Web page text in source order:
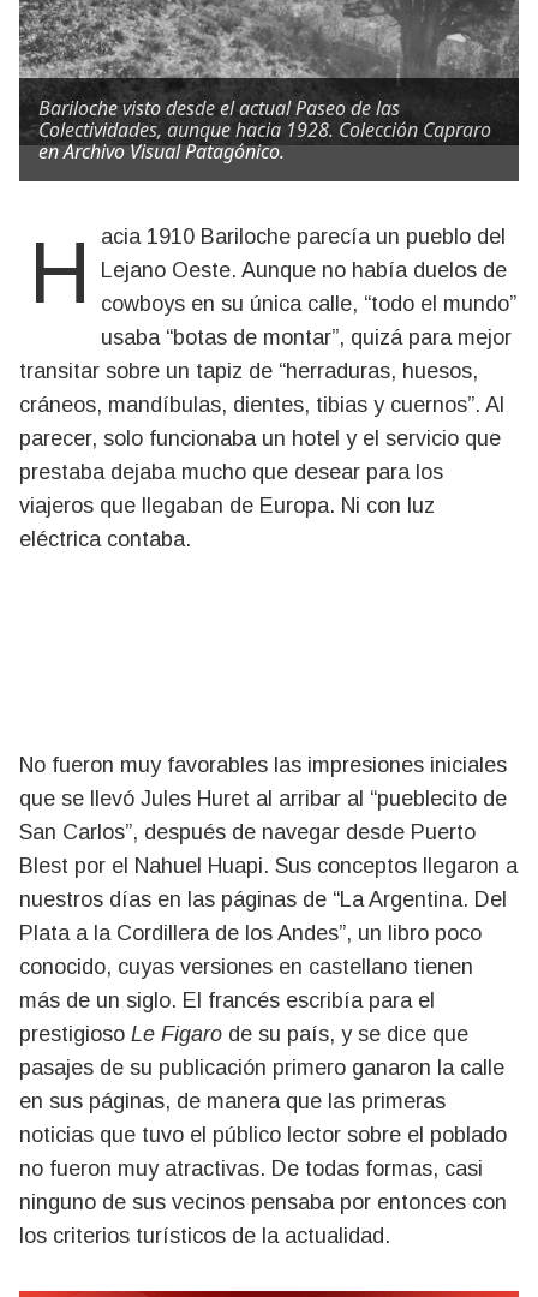
Bariloche visto desde el actual Paseo de las
Colectividades, aunque hacia 1928. Colección Capraro
en Archivo Visual Patagónico.
Hacia 1910 Bariloche parecía un pueblo del
Lejano Oeste. Aunque no había duelos de
cowboys en su única calle, “todo el mundo”
usaba “botas de montar”, quizá para mejor
transitar sobre un tapiz de “herraduras, huesos,
cráneos, mandíbulas, dientes, tibias y cuernos”. Al
parecer, solo funcionaba un hotel y el servicio que
prestaba dejaba mucho que desear para los
viajeros que llegaban de Europa. Ni con luz
eléctrica contaba.
No fueron muy favorables las impresiones iniciales
que se llevó Jules Huret al arribar al “pueblecito de
San Carlos”, después de navegar desde Puerto
Blest por el Nahuel Huapi. Sus conceptos llegaron a
nuestros días en las páginas de “La Argentina. Del
Plata a la Cordillera de los Andes”, un libro poco
conocido, cuyas versiones en castellano tienen
más de un siglo. El francés escribía para el
prestigioso Le Figaro de su país, y se dice que
pasajes de su publicación primero ganaron la calle
en sus páginas, de manera que las primeras
noticias que tuvo el público lector sobre el poblado
no fueron muy atractivas. De todas formas, casi
ninguno de sus vecinos pensaba por entonces con
los criterios turísticos de la actualidad.